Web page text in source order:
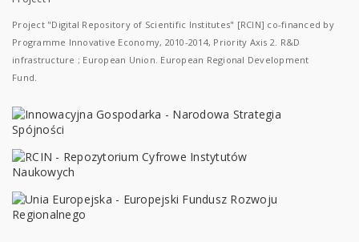
Project "Digital Repository of Scientific Institutes" [RCIN] co-financed by
Programme Innovative Economy, 2010-2014, Priority Axis 2. R&D
infrastructure ; European Union. European Regional Development
Fund.